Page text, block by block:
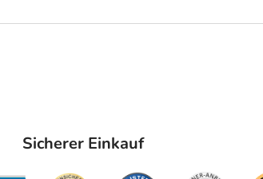
Sicherer Einkauf